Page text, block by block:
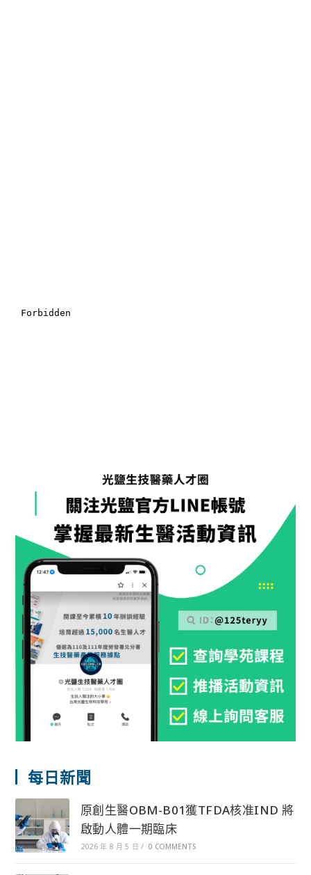
每日新聞
原創生醫OBM-B01獲TFDA核准IND 將
啟動人體一期臨床
2026 年 8 月 5 日 / 0 COMMENTS